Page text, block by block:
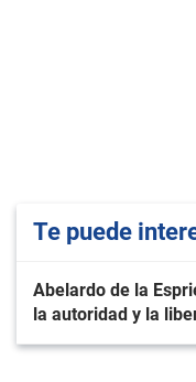
Te puede
Abelardo de la
la autoridad y la